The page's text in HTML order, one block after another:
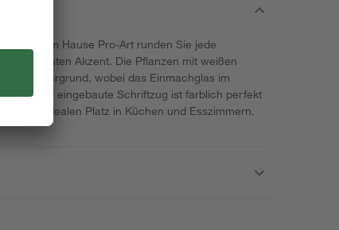
aus dem Hause Pro-Art runden Sie jede
bunten Akzent. Die Pflanzen mit weißen
Untergrund, wobei das Einmachglas im
Auch der eingebaute Schriftzug ist farblich perfekt
einen idealen Platz in Küchen und Esszimmern.